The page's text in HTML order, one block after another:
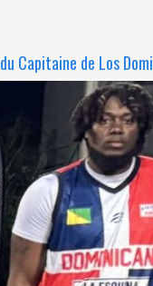
Capitaine de Los Domi